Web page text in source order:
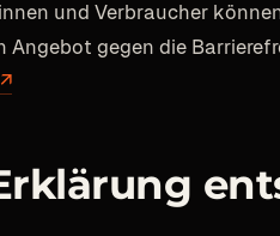
und Verbraucher
Angebot gegen die